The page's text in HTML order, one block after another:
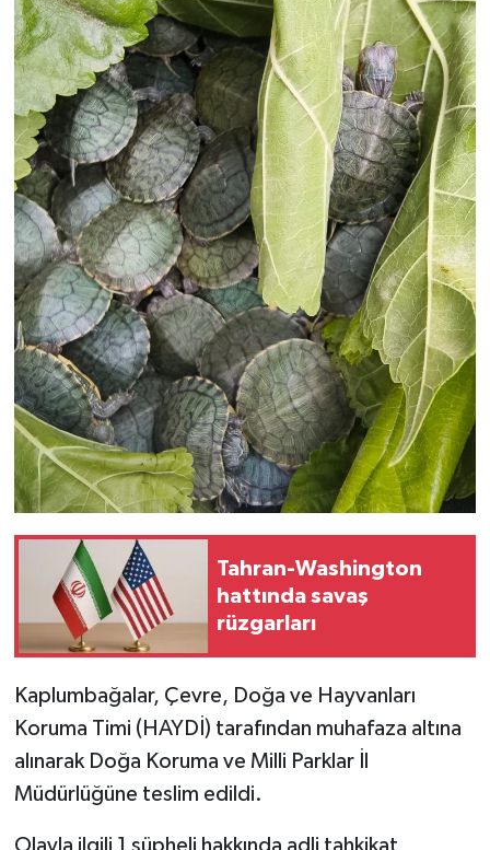
Tahran-Washington
hattında savaş
rüzgarları
Kaplumbağalar, Çevre, Doğa ve Hayvanları
Koruma Timi (HAYDİ) tarafından muhafaza altına
alınarak Doğa Koruma ve Milli Parklar İl
Müdürlüğüne teslim edildi.